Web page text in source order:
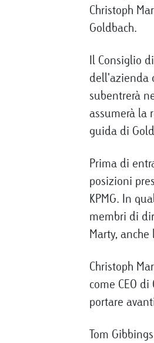
Christoph
Goldbach.
Il Consiglio
dell'azienda
subentrerà
assumerà la
guida di
Prima di
posizioni
KPMG. In
membri di
Marty,
Christoph
come CEO
portare
Tom